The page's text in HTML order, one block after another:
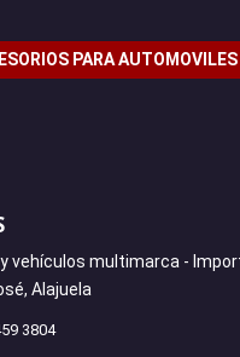
PARA AUTOMOVILES
vehículos multimarca -
Alajuela
3804